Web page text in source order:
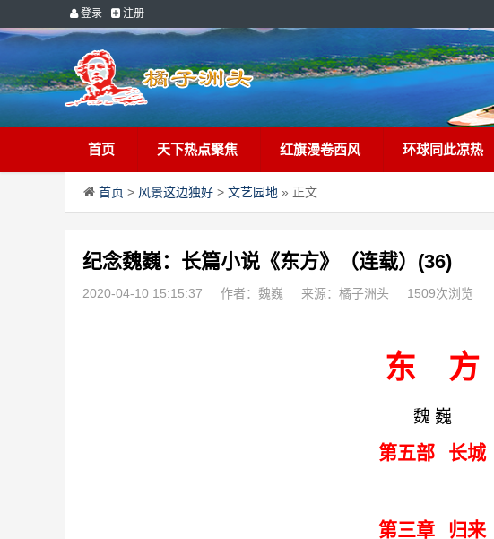
登录 注册
首页 天下热点聚焦 红旗漫卷西风 环球同此凉热
首页 > 风景这边独好 > 文艺园地 » 正文
纪念魏巍：长篇小说《东方》（连载）(36)
2020-04-10 15:15:37 作者：魏巍 来源：橘子洲头 1509次浏览
东 方
魏 巍
第五部 长城
第三章 归来